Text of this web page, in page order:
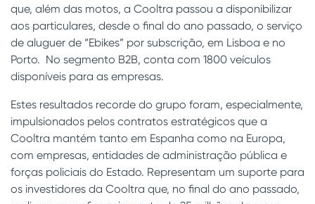
que, além das motos, a Cooltra passou a disponibilizar
aos particulares, desde o final do ano passado, o serviço
de aluguer de “Ebikes” por subscrição, em Lisboa e no
Porto. No segmento B2B, conta com 1800 veículos
disponíveis para as empresas.
Estes resultados recorde do grupo foram, especialmente,
impulsionados pelos contratos estratégicos que a
Cooltra mantém tanto em Espanha como na Europa,
com empresas, entidades de administração pública e
forças policiais do Estado. Representam um suporte para
os investidores da Cooltra que, no final do ano passado,